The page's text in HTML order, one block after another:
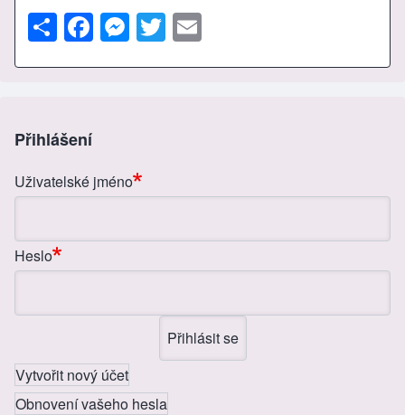
S
h
ar
F
a
c
o
o
M
e
ss
g
er
T
wi
tt ail
Přihlášení
Uživatelské jméno
Heslo
Vytvořit nový účet
Obnovení vašeho hesla